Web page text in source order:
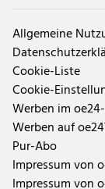
Allgemeine
Cookie-Liste
Cookie-
Werben im
Werben auf
Pur-Abo
Impressum von
Impressum von